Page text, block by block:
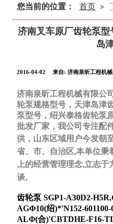
您当前的位置： 首页 >
济南叉车原厂齿轮泵
岛
2016-04-02 来自: 济南泉昕工程机
济南泉昕工程机械有限公
轮泵规格型号，天津岛津
泵型号，绍兴泰格齿轮泵
批发厂家，我公司专注配
供，山东区域用户今发朝
省、市、自治区,本单位秉
上的经营管理理念,立志
谈。
齿轮泵 SGP1-A30D2-
AGΦ10(绍)*'N152-
ALΦ(合)'CBTDHE-F16-